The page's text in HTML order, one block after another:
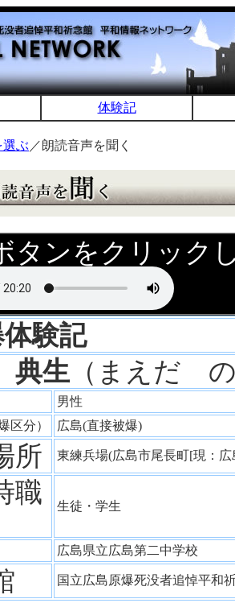
体験記
選ぶ ／朗読音声を聞く
タンをクリック
体験記
生 （まえだ
男性
区分）
広島(直接被爆)
所 東練兵場(広島市尾長町[現：
職
生徒・学生
広島県立広島第二中学校
国立広島原爆死没者追悼平